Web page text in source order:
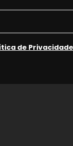
de Privacidade